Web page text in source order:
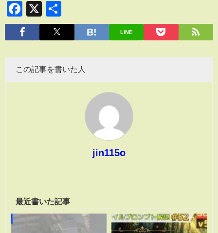
Facebook
X
有
LINE
この記事を書いた人
jin115o
最近書いた記事